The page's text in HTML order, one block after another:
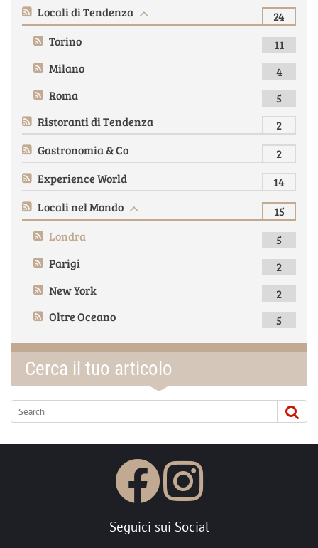
Locali di Tendenza
24
Torino
11
Milano
4
Roma
5
Ristoranti di Tendenza
2
Gastronomia & Co
2
Experience World
14
Locali nel Mondo
15
Londra
5
Parigi
2
New York
2
Oltre Oceano
5
Cerca il tuo articolo
Seguici sui Social